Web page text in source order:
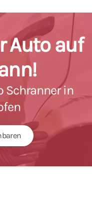
Auto auf
Schranner in